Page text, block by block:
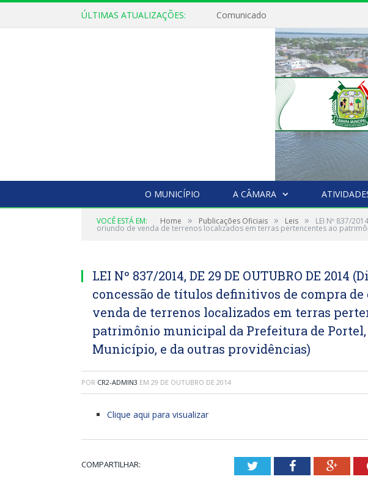
ÚLTIMAS ATUALIZAÇÕES: Comunicado
O MUNICÍPIO A CÂMARA
VOCÊ ESTÁ EM: Home » Publicações Oficiais » Leis » LEI Nº 837/
oriundo de venda de terrenos localizados em terras pertencentes ao
LEI Nº 837/2014, DE 29 DE OUTUBRO DE 2014
concessão de títulos definitivos de compra
venda de terrenos localizados em terras
patrimônio municipal da Prefeitura de Portel,
Município, e da outras providências)
POR CR2-ADMIN3 EM 29 DE OUTUBRO DE 2014
Clique aqui para visualizar
COMPARTILHAR: TwitterFacebook